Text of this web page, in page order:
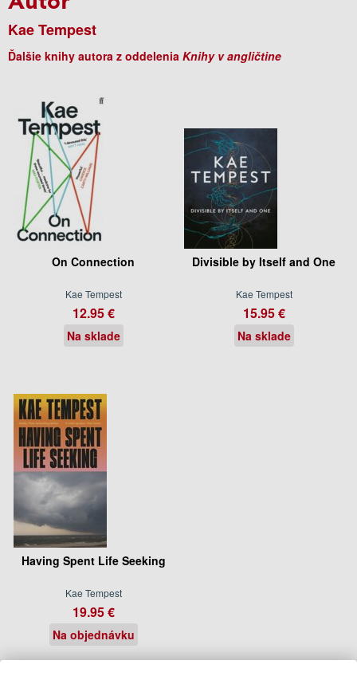
Kae Tempest
Ďalšie knihy autora z oddelenia Knihy v angličtine
On Connection
Kae Tempest
12.95 €
Na sklade
Divisible by Itself and One
Kae Tempest
15.95 €
Na sklade
Having Spent Life Seeking
Kae Tempest
19.95 €
Na objednávku